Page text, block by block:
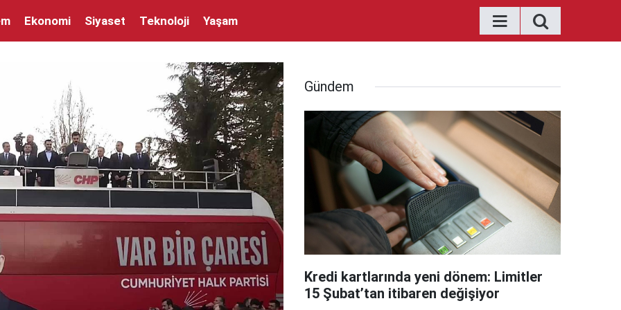
Ekonomi Siyaset Teknoloji Yaşam
Gündem
Kredi kartlarında yeni dönem: Limitler
15 Şubat’tan itibaren değişiyor